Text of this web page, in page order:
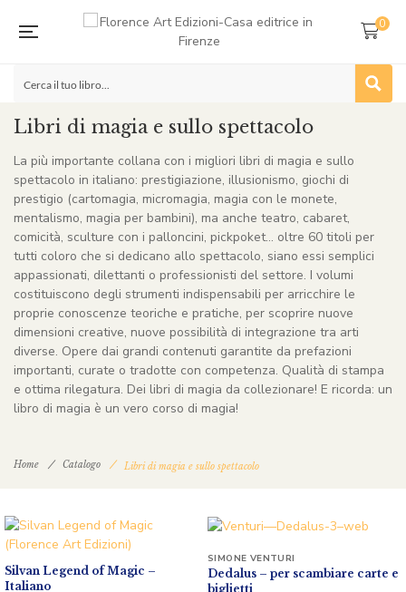
0
Libri di magia e sullo spettacolo
La più importante collana con i migliori libri di magia e sullo
spettacolo in italiano: prestigiazione, illusionismo, giochi di
prestigio (cartomagia, micromagia, magia con le monete,
mentalismo, magia per bambini), ma anche teatro, cabaret,
comicità, sculture con i palloncini, pickpoket… oltre 60 titoli per
tutti coloro che si dedicano allo spettacolo, siano essi semplici
appassionati, dilettanti o professionisti del settore. I volumi
costituiscono degli strumenti indispensabili per arricchire le
proprie conoscenze teoriche e pratiche, per scoprire nuove
dimensioni creative, nuove possibilità di integrazione tra arti
diverse. Opere dai grandi contenuti garantite da prefazioni
importanti, curate o tradotte con competenza. Qualità di stampa
e ottima rilegatura. Dei libri di magia da collezionare! E ricorda: un
libro di magia è un vero corso di magia!
Home Catalogo Libri di magia e sullo spettacolo
Silvan Legend of Magic –
Italiano
Dedalus – per scambiare carte e
biglietti
SIMONE VENTURI